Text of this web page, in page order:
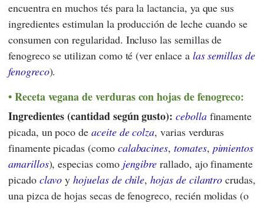
encuentra en muchos tés para la lactancia, ya que sus
ingredientes estimulan la producción de leche cuando se
consumen con regularidad. Incluso las semillas de
fenogreco se utilizan como té (ver enlace a las semillas de
fenogreco).
Receta vegana de verduras con hojas de fenogreco:
Ingredientes (cantidad según gusto): cebollafinamente
picada, un poco de aceite de colza, varias verduras
finamente picadas (como calabacines,tomates, pimientos
amarillos), especias como jengibre rallado, ajo finamente
picado clavo yhojuelas de chile,hojas de cilantro crudas,
una pizca de hojas secas de fenogreco, recién molidas (o